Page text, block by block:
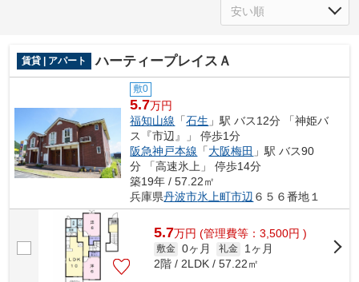
賃貸 | アパート ハーティープレイスＡ
敷0
5.7万円
福知山線 「石生 」駅 バス12分 「神姫バ
ス『市辺』」 停歩1分
阪急神戸本線 「大阪梅田 」駅 バス90
分 「高速氷上」 停歩14分
築19年 / 57.22㎡
兵庫県丹波市氷上町市辺 ６５６番地１
5.7万円 (管理費等：3,500円 )
敷金 0ヶ月 礼金
1ヶ月
2階 / 2LDK / 57.22㎡